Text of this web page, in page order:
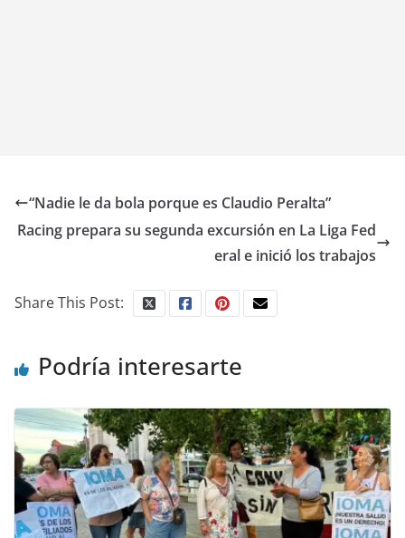
“Nadie le da bola porque es Claudio Peralta”
Racing prepara su segunda excursión en La Liga Fed
eral e inició los trabajos
Share This Post:
Podría interesarte